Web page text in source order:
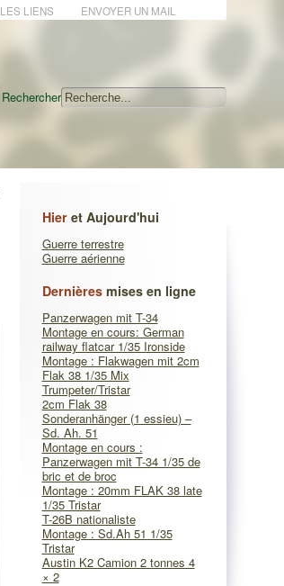
LES LIENS ENVOYER UN MAIL
Rechercher
Hieret Aujourd'hui
Guerre terrestre
Guerre aérienne
Dernièresmises en ligne
Panzerwagen mit T-34
Montage en cours: German
railway flatcar 1/35 Ironside
Montage : Flakwagen mit 2cm
Flak 38 1/35 Mix
Trumpeter/Tristar
2cm Flak 38
Sonderanhänger (1 essieu) –
Sd. Ah. 51
Montage en cours :
Panzerwagen mit T-34 1/35 de
bric et de broc
Montage : 20mm FLAK 38 late
1/35 Tristar
T-26B nationaliste
Montage : Sd.Ah 51 1/35
Tristar
Austin K2 Camion 2 tonnes 4
× 2